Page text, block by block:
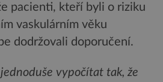
pacienti, kteří byli o riziku
vaskulárním věku
dodržovali doporučení.
vypočítat tak, že